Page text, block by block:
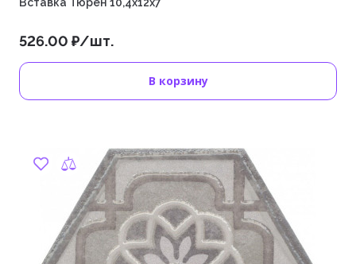
526.00 ₽/шт.
В корзину